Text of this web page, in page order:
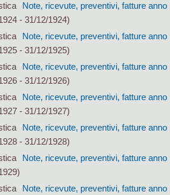
Note, ricevute, preventivi, fatture anno
- 31/12/1924)
Note, ricevute, preventivi, fatture anno
- 31/12/1925)
Note, ricevute, preventivi, fatture anno
- 31/12/1926)
Note, ricevute, preventivi, fatture anno
- 31/12/1927)
Note, ricevute, preventivi, fatture anno
- 31/12/1928)
Note, ricevute, preventivi, fatture anno
Note, ricevute, preventivi, fatture anno